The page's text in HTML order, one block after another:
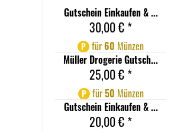
Gutschein Einkaufen & ...
30,00 € *
P für60 Münzen
Müller Drogerie Gutsch...
25,00 € *
P für50 Münzen
Gutschein Einkaufen & ...
20,00 € *